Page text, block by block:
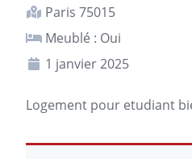
Paris 75015
Meublé : Oui
1 janvier 2025
Logement pour etudiant